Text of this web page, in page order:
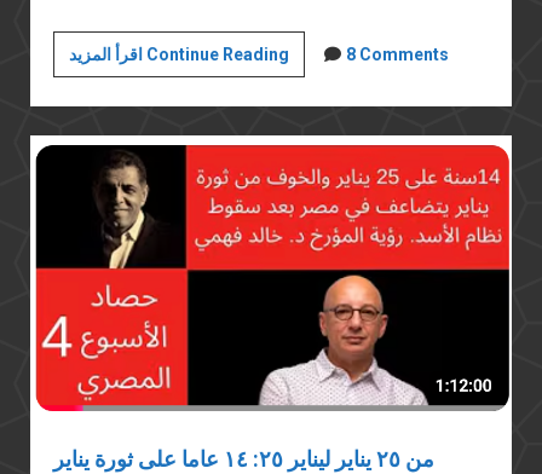
اقرأ المزيد Continue Readingإعادة
قراءة
مصادر
حرب
يونيو
8 Comments
من ٢٥ يناير ليناير ٢٥: ١٤ عاما على ثورة يناير